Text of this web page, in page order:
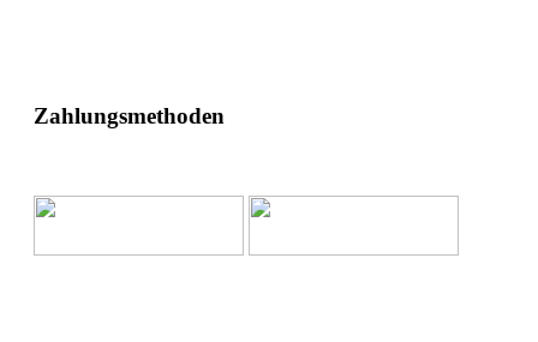
Zahlungsmethoden